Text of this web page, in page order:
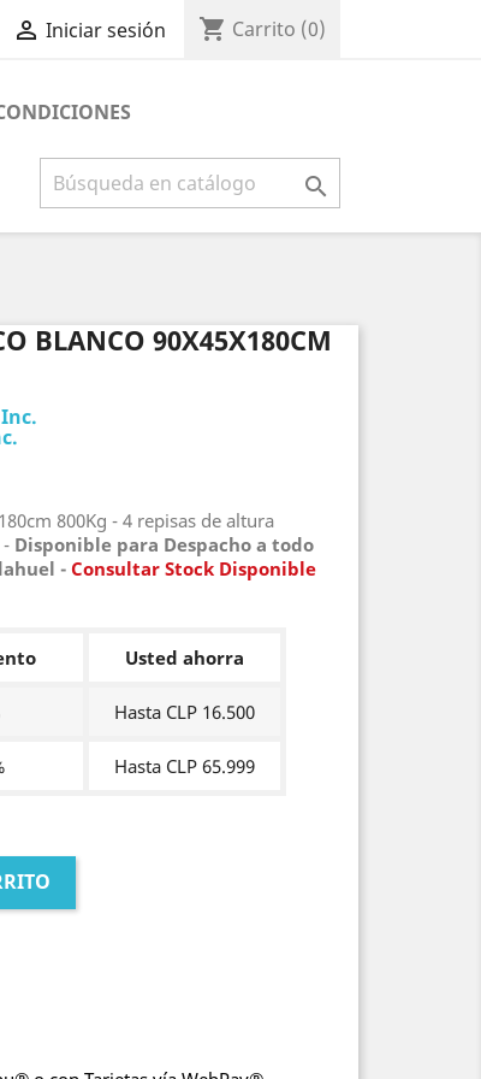
 Iniciar sesión shopping_cart Carrito (0)

BLANCO 90X45X180CM
800Kg - 4 repisas de altura
Disponible para Despacho a todo
- Consultar Stock Disponible
Usted ahorra
Hasta CLP 16.500
Hasta CLP 65.999